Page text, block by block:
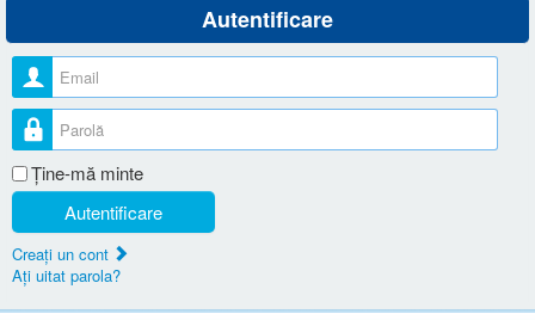
Autentificare
Nume utilizator
Parolă
Ţine-mă minte
Autentificare
Creaţi un cont
Aţi uitat parola?